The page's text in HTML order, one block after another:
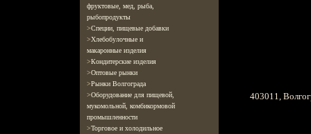
фруктовые, мед, рыба,
рыбопродукты
>Специи, пищевые добавки
>Хлебобулочные и
макаронные изделия
>Кондитерские изделия
>Оптовые рынки
>Рынки Волгограда
>Оборудование для пищевой,
мукомольной, комбикормовой
промышленности
>Торговое и холодильное
403011,